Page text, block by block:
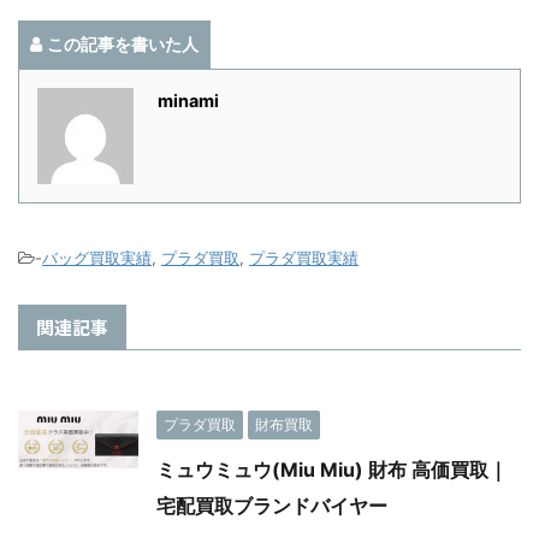
この記事を書いた人
minami
-バッグ買取実績, プラダ買取, プラダ買取実績
関連記事
プラダ買取 財布買取
ミュウミュウ(Miu Miu) 財布 高価買取｜
宅配買取ブランドバイヤー